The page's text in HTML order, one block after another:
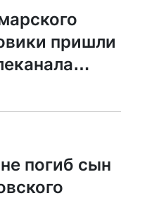
пришли
погиб сын